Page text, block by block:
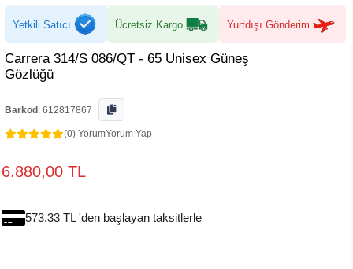
Yetkili Satıcı Ücretsiz Kargo Yurtdışı Gönderim
Carrera 314/S 086/QT - 65 Unisex Güneş
Gözlüğü
Barkod : 612817867
(0) YorumYorum Yap
6.880,00 TL
573,33 TL 'den başlayan taksitlerle